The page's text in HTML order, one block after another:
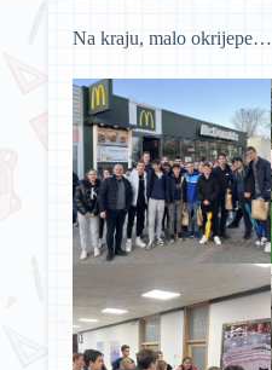
Na kraju, malo okrijepe…